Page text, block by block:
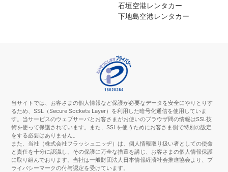
石垣空港レンタカー
下地島空港レンタカー
当サイトでは、お客さまの個人情報など保護が必要なデータを安全にやりとりす
るため、SSL（Secure Sockets Layer）を利用した暗号化通信を使用していま
す。当サービスのウェブサーバとお客さまがお使いのブラウザ間の情報はSSL技
術を使って保護されています。また、SSLを使うためにお客さま側で特別の設定
をする必要はありません。
また、当社（株式会社フラッシュエッヂ）は、個人情報取り扱い者としての使命
と責任を十分に認識し、その保護に万全な措置を講じ、お客さまの個人情報保護
に取り組んでおります。当社は一般財団法人日本情報経済社会推進協会より、プ
ライバシーマークの付与認定を受けています。